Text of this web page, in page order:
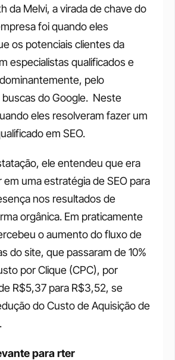
da Melvi, a virada de chave do
foi quando eles
os potenciais clientes da
especialistas qualificados e
pelo
do Google.  Neste
eles resolveram fazer um
em SEO.
ele entendeu que era
uma estratégia de SEO para
nos resultados de
orgânica. Em praticamente
o aumento do fluxo de
do site, que passaram de 10%
por Clique (CPC), por
R$5,37 para R$3,52, se
do Custo de Aquisição de
para rter